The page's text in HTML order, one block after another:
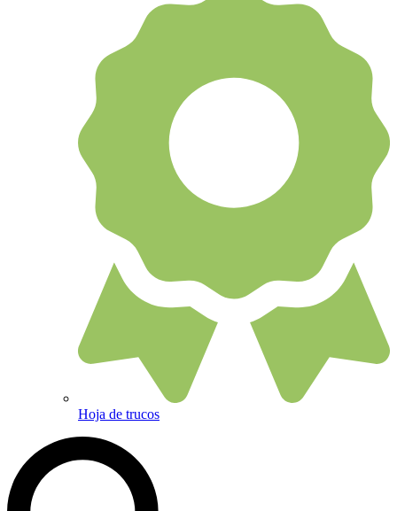
Hoja de trucos